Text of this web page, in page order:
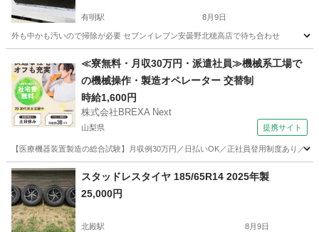
有明駅 8月9日
外も中かも汚いので掃除が必要 セブンイレブン安曇野北穂高店で待ち合わせ
有明駅 カーオーディオ 格安
≪寮無料・月収30万円・派遣社員≫機械系工場で
の機械操作・製造オペレーター 交替制
時給1,600円
株式会社BREXA Next
山梨県 提携サイト
【医療機器装置製造の総合試験】月収例30万円／日払いOK／正社員登用制度あり
山梨 その他
スタッドレスタイヤ 185/65R14 2025年製
25,000円
北殿駅 8月9日